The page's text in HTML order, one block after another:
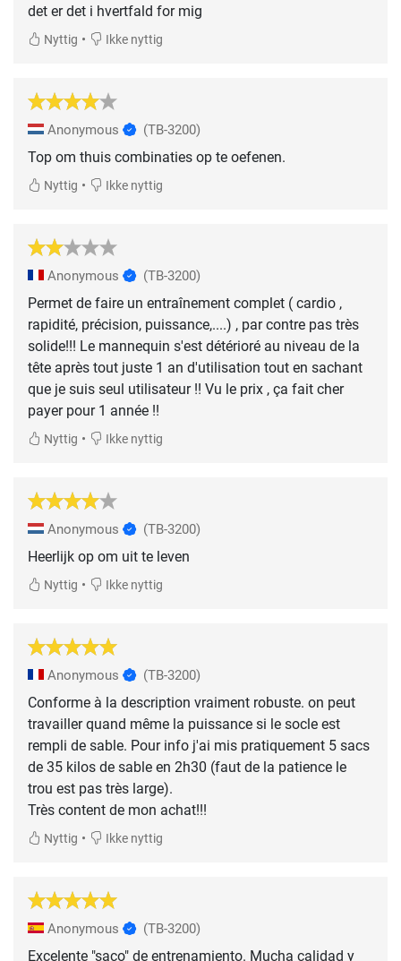
det er det i hvertfald for mig
Nyttig • Ikke nyttig
Anonymous (TB-3200)
Top om thuis combinaties op te oefenen.
Nyttig • Ikke nyttig
Anonymous (TB-3200)
Permet de faire un entraînement complet ( cardio ,
rapidité, précision, puissance,....) , par contre pas très
solide!!! Le mannequin s'est détérioré au niveau de la
tête après tout juste 1 an d'utilisation tout en sachant
que je suis seul utilisateur !! Vu le prix , ça fait cher
payer pour 1 année !!
Nyttig • Ikke nyttig
Anonymous (TB-3200)
Heerlijk op om uit te leven
Nyttig • Ikke nyttig
Anonymous (TB-3200)
Conforme à la description vraiment robuste. on peut
travailler quand même la puissance si le socle est
rempli de sable. Pour info j'ai mis pratiquement 5 sacs
de 35 kilos de sable en 2h30 (faut de la patience le
trou est pas très large).
Très content de mon achat!!!
Nyttig • Ikke nyttig
Anonymous (TB-3200)
Excelente "saco" de entrenamiento. Mucha calidad y